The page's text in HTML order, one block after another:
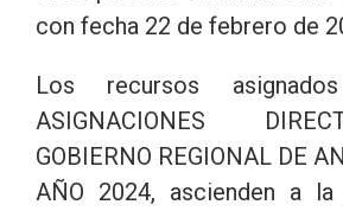
con fecha 22 de febrero de
Los recursos
ASIGNACIONES
GOBIERNO REGIONAL DE
AÑO 2024, ascienden a